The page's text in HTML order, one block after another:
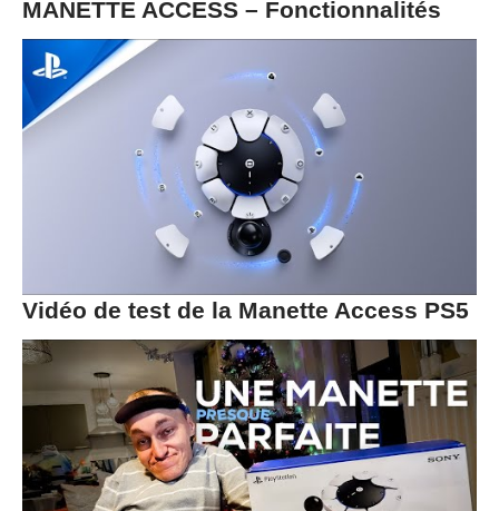
MANETTE ACCESS – Fonctionnalités
Vidéo de test de la Manette Access PS5